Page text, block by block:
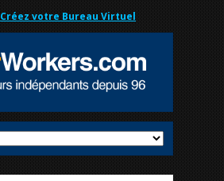
Créez votre Bureau Virtuel